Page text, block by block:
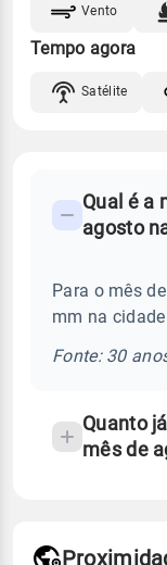
Vento
Tempo agora
Satélite
Perguntas
sobre
chuva
Qual é a
agosto
Para o mês
mm na
Fonte: 30
Quanto
mês de